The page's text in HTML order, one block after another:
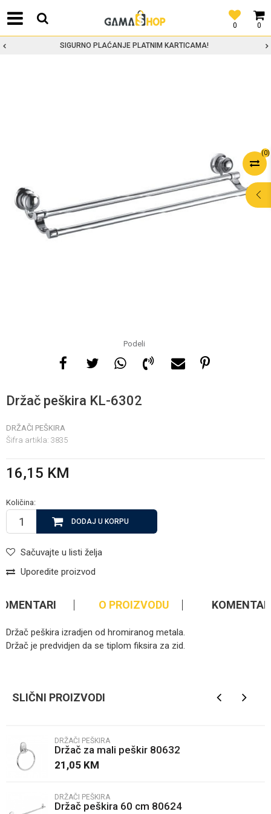
0
0
SIGURNO PLAĆANJE PLATNIM KARTICAMA!
(0)
Podeli
Držač peškira KL-6302
DRŽAČI PEŠKIRA
Šifra artikla: 3835
16,15 KM
Količina:
DODAJ U KORPU
Sačuvajte u listi želja
Uporedite proizvod
nedelje
O PROIZVODU
Držač peškira izradjen od hromiranog metala.
Držač je predvidjen da se tiplom fiksira za zid.
Poruka
SLIČNI PROIZVODI
DRŽAČI PEŠKIRA
Držač za mali peškir 80632
21,05 KM
DRŽAČI PEŠKIRA
Držač peškira 60 cm 80624